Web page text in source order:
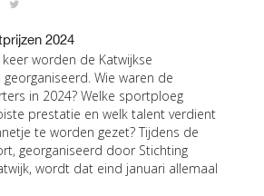
2024
worden de Katwijkse
Wie waren de
in 2024? Welke sportploeg
prestatie en welk talent verdient
te worden gezet? Tijdens de
georganiseerd door Stichting
wordt dat eind januari allemaal